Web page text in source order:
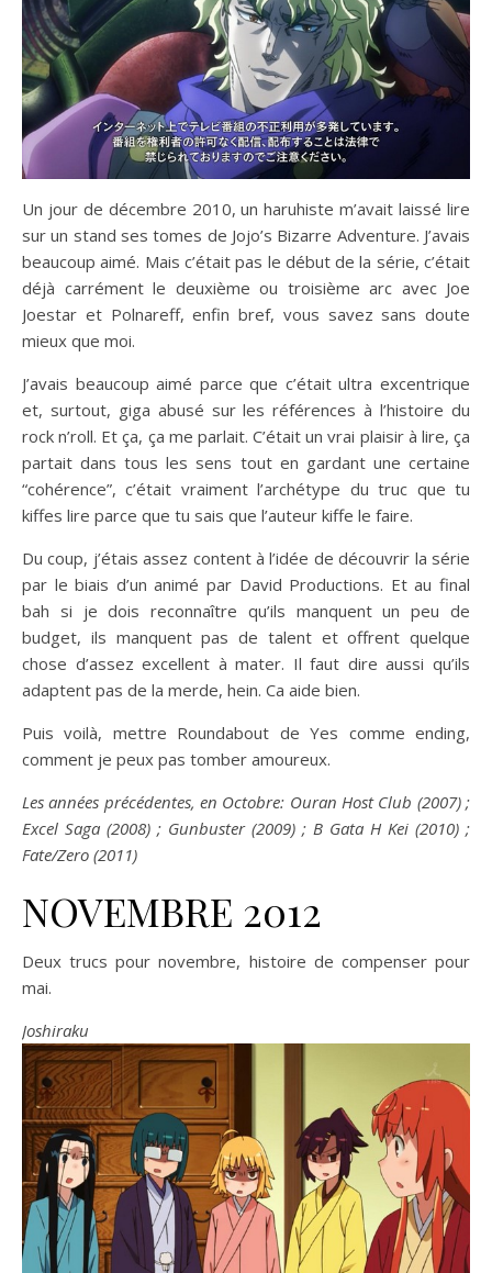
Un jour de décembre 2010, un haruhiste m’avait laissé lire
sur un stand ses tomes de Jojo’s Bizarre Adventure. J’avais
beaucoup aimé. Mais c’était pas le début de la série, c’était
déjà carrément le deuxième ou troisième arc avec Joe
Joestar et Polnareff, enfin bref, vous savez sans doute
mieux que moi.
J’avais beaucoup aimé parce que c’était ultra excentrique
et, surtout, giga abusé sur les références à l’histoire du
rock n’roll. Et ça, ça me parlait. C’était un vrai plaisir à lire, ça
partait dans tous les sens tout en gardant une certaine
“cohérence”, c’était vraiment l’archétype du truc que tu
kiffes lire parce que tu sais que l’auteur kiffe le faire.
Du coup, j’étais assez content à l’idée de découvrir la série
par le biais d’un animé par David Productions. Et au final
bah si je dois reconnaître qu’ils manquent un peu de
budget, ils manquent pas de talent et offrent quelque
chose d’assez excellent à mater. Il faut dire aussi qu’ils
adaptent pas de la merde, hein. Ca aide bien.
Puis voilà, mettre Roundabout de Yes comme ending,
comment je peux pas tomber amoureux.
Les années précédentes, en Octobre: Ouran Host Club (2007) ;
Excel Saga (2008) ; Gunbuster (2009) ; B Gata H Kei (2010) ;
Fate/Zero (2011)
NOVEMBRE 2012
Deux trucs pour novembre, histoire de compenser pour
mai.
Joshiraku